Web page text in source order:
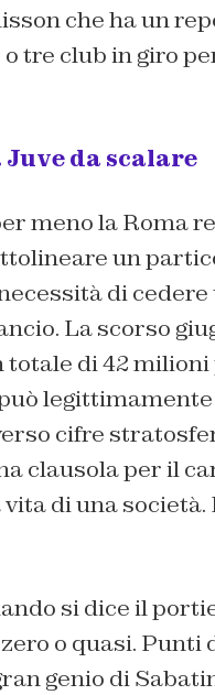
che ha un
tre club in giro
da scalare
meno la Roma
un
di
La scorso
di 42 milioni
cifre
clausola per il
di una società.
si dice il
o quasi. Punti
genio di